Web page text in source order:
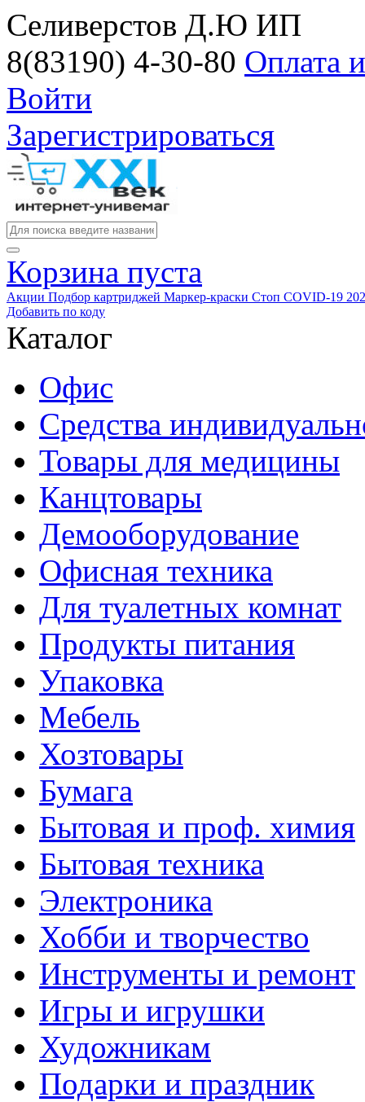
Селиверстов Д.Ю ИП
8(83190) 4-30-80 Оплата
Войти
Зарегистрироваться
Корзина пуста
Акции Подбор картриджей Маркер-краски Стоп COVID-19
Добавить по коду
Каталог
Офис
Средства
Товары для медицины
Канцтовары
Демооборудование
Офисная техника
Для туалетных комнат
Продукты питания
Упаковка
Мебель
Хозтовары
Бумага
Бытовая и проф. химия
Бытовая техника
Электроника
Хобби и творчество
Инструменты и ремонт
Игры и игрушки
Художникам
Подарки и праздник